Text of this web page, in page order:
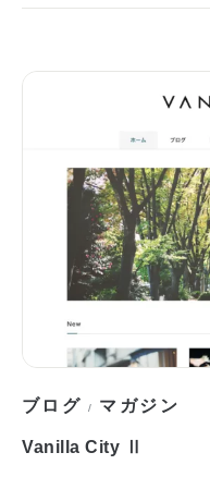
ブログ / マガジン
Vanilla City Ⅱ